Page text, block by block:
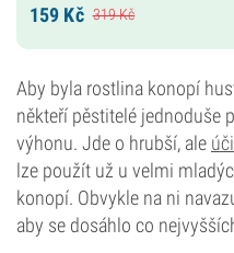
159 Kč 319Kč
Aby byla rostlina konopí
někteří pěstitelé jednoduše
výhonu. Jde o hrubší, ale
lze použít už u velmi
konopí. Obvykle na ni
aby se dosáhlo co